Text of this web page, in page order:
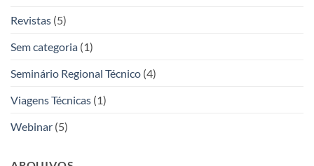
Revistas (5)
Sem categoria (1)
Seminário Regional Técnico (4)
Viagens Técnicas (1)
Webinar (5)